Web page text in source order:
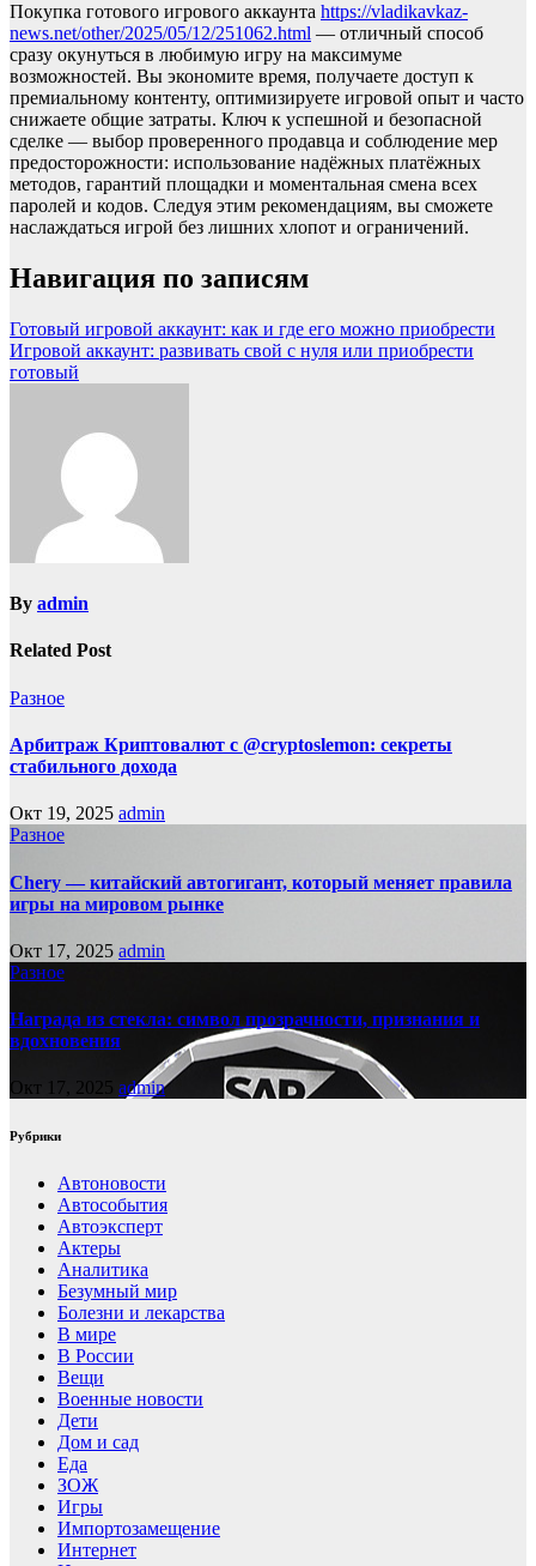
Покупка готового игрового аккаунта https://vladikavkaz-
news.net/other/2025/05/12/251062.html — отличный способ
сразу окунуться в любимую игру на максимуме
возможностей. Вы экономите время, получаете доступ к
премиальному контенту, оптимизируете игровой опыт и часто
снижаете общие затраты. Ключ к успешной и безопасной
сделке — выбор проверенного продавца и соблюдение мер
предосторожности: использование надёжных платёжных
методов, гарантий площадки и моментальная смена всех
паролей и кодов. Следуя этим рекомендациям, вы сможете
наслаждаться игрой без лишних хлопот и ограничений.
Навигация по записям
Готовый игровой аккаунт: как и где его можно приобрести
Игровой аккаунт: развивать свой с нуля или приобрести
готовый
By admin
Related Post
Разное
Арбитраж Криптовалют с @cryptoslemon: секреты
стабильного дохода
Окт 19, 2025 admin
Разное
Chery — китайский автогигант, который меняет правила
игры на мировом рынке
Окт 17, 2025 admin
Разное
Награда из стекла: символ прозрачности, признания и
вдохновения
Окт 17, 2025 admin
Рубрики
Автоновости
Автособытия
Автоэксперт
Актеры
Аналитика
Безумный мир
Болезни и лекарства
В мире
В России
Вещи
Военные новости
Дети
Дом и сад
Еда
ЗОЖ
Игры
Импортозамещение
Интернет